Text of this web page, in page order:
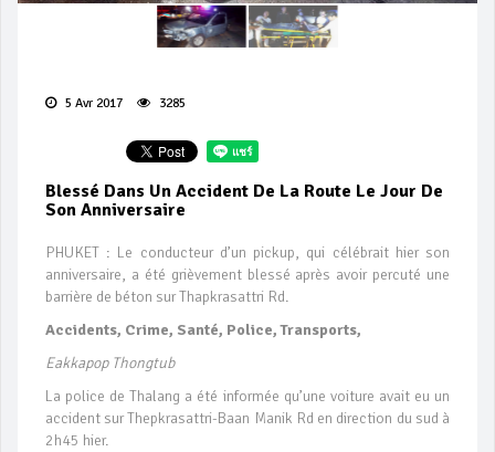
5 Avr 2017 3285
Blessé Dans Un Accident De La Route Le Jour De
Son Anniversaire
PHUKET : Le conducteur d’un pickup, qui célébrait hier son
anniversaire, a été grièvement blessé après avoir percuté une
barrière de béton sur Thapkrasattri Rd.
Accidents, Crime, Santé, Police, Transports,
Eakkapop Thongtub
La police de Thalang a été informée qu’une voiture avait eu un
accident sur Thepkrasattri-Baan Manik Rd en direction du sud à
2h45 hier.